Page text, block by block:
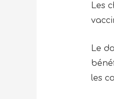
Les
Le
les